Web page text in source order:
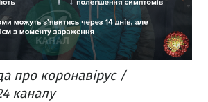
про коронавірус /
каналу